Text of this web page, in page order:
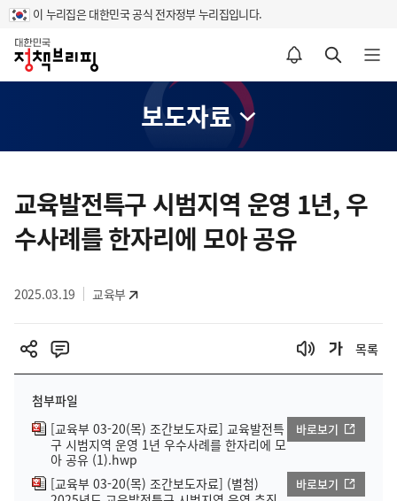
이 누리집은 대한민국 공식 전자정부 누리집입니다.
홈
알림설정 바로가기 검색 바로가기 메뉴 열기
보도자료
텐
츠
영
교육발전특구 시범지역 운영 1년, 우
수사례를 한자리에 모아 공유
2025.03.19 교육부
목록
첨부파일
[교육부 03-20(목) 조간보도자료] 교육발전특
구 시범지역 운영 1년 우수사례를 한자리에 모
아 공유 (1).hwp
바로보기
[교육부 03-20(목) 조간보도자료] (별첨)
바로보기